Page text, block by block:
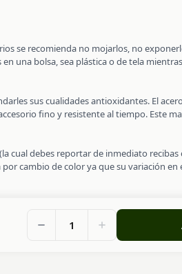
se recomienda no mojarlos, no
una bolsa, sea plástica o de tela
sus cualidades antioxidantes. El
fino y resistente al tiempo. Este
cual debes reportar de inmediato
cambio de color ya que su variación
1